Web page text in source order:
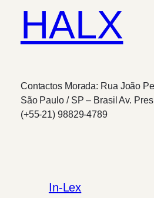
HALX
Contactos Morada: Rua João
São Paulo / SP – Brasil Av.
(+55-21) 98829-4789
In-Lex